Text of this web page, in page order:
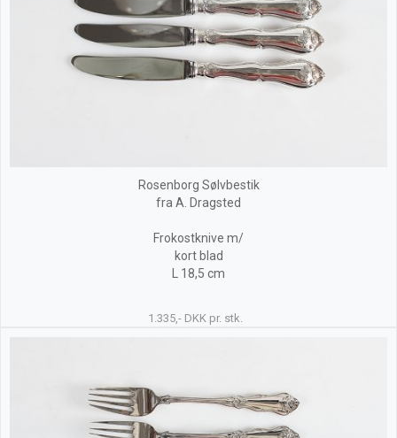
Rosenborg Sølvbestik
fra A. Dragsted
Frokostknive m/
kort blad
L 18,5 cm
1.335,- DKK pr. stk.